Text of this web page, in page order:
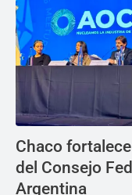
Chaco
del Consejo
Argentina